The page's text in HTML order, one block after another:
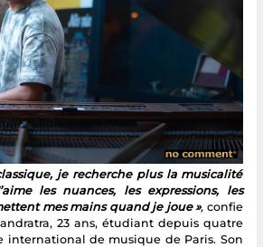
je recherche plus la musicalité
les nuances, les expressions, les
mes mains quand je joue », confie
23 ans, étudiant depuis quatre
international de musique de Paris. Son